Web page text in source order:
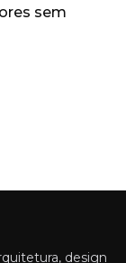
sem
design